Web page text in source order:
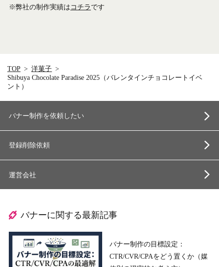
※弊社の制作実績はコチラです
TOP
洋菓子
Shibuya Chocolate Paradise 2025（バレンタインチョコレートイベ
ント）
バナー制作を依頼したい
登録削除依頼
運営会社
バナーに関する最新記事
バナー制作の目標設定：
CTR/CVR/CPAをどう置くか（媒